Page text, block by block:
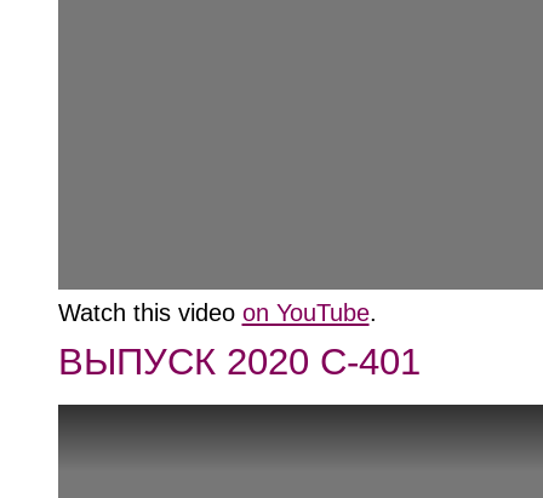
Watch this video on YouTube.
ВЫПУСК 2020 С-401